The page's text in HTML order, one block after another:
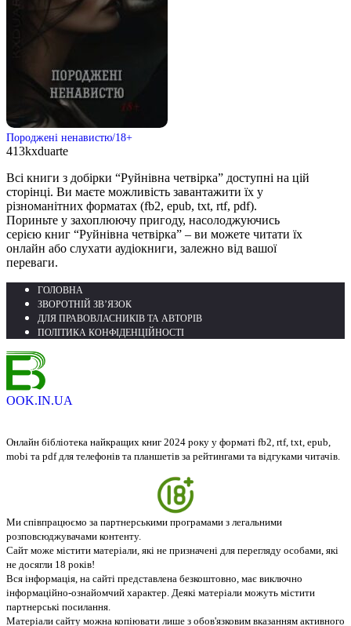
Породжені ненавистю/18+
413kxduarte
Всі книги з добірки “Руйнівна четвірка” доступні на цій
сторінці. Ви маєте можливість завантажити їх у
різноманітних форматах (fb2, epub, txt, rtf, pdf).
Пориньте у захоплюючу пригоду, насолоджуючись
серією книг “Руйнівна четвірка” – ви можете читати їх
онлайн або слухати аудіокниги, залежно від вашої
переваги.
ГОЛОВНА
ЗВОРОТНІЙ ЗВ’ЯЗОК
ДЛЯ ПРАВОВЛАСНИКІВ ТА АВТОРІВ
ПОЛІТИКА КОНФІДЕНЦІЙНОСТІ
OOK.IN.UA
Онлайн бібліотека найкращих книг 2024 року у форматі fb2, rtf, txt, epub,
mobi та pdf для телефонів та планшетів за рейтингами та відгуками читачів.
Ми співпрацюємо за партнерськими програмами з легальними
розповсюджувачами контенту.
Сайт може містити матеріали, які не призначені для перегляду особами, які
не досягли 18 років!
Вся інформація, на сайті представлена безкоштовно, має виключно
інформаційно-ознайомчий характер. Деякі матеріали можуть містити
партнерські посилання.
Матеріали сайту можна копіювати лише з обов'язковим вказанням активного